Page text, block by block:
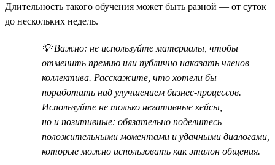
Длительность такого обучения может быть разной — от суток
до нескольких недель.
💡 Важно: не используйте материалы, чтобы
отменить премию или публично наказать членов
коллектива. Расскажите, что хотели бы
поработать над улучшением бизнес-процессов.
Используйте не только негативные кейсы,
но и позитивные: обязательно поделитесь
положительными моментами и удачными диалогами,
которые можно использовать как эталон общения.